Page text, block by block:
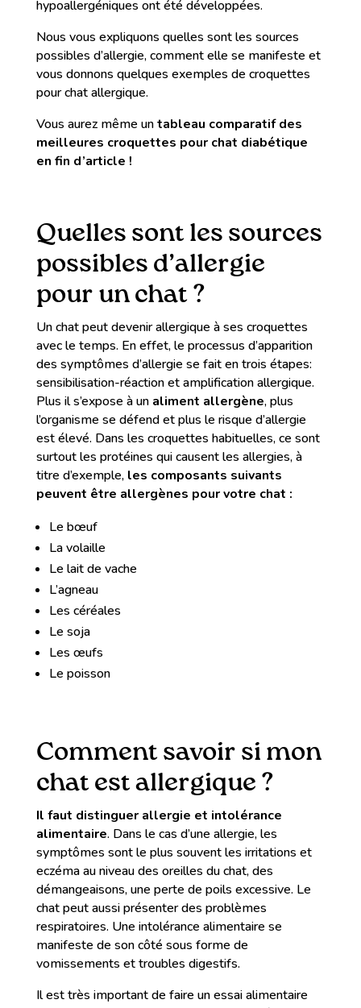
hypoallergéniques ont été développées.
Nous vous expliquons quelles sont les sources
possibles d’allergie, comment elle se manifeste et
vous donnons quelques exemples de croquettes
pour chat allergique.
Vous aurez même untableau comparatif des
meilleures croquettes pour chat diabétique
en fin d’article !
Quelles sont les sources
possibles d’allergie
pour un chat ?
Un chat peut devenir allergique à ses croquettes
avec le temps. En effet, le processus d’apparition
des symptômes d’allergie se fait en trois étapes:
sensibilisation-réaction et amplification allergique.
Plus il s’expose à un aliment allergène, plus
l’organisme se défend et plus le risque d’allergie
est élevé. Dans les croquettes habituelles, ce sont
surtout les protéines qui causent les allergies, à
titre d’exemple, les composants suivants
peuvent être allergènes pour votre chat :
Le bœuf
La volaille
Le lait de vache
L’agneau
Les céréales
Le soja
Les œufs
Le poisson
Comment savoir si mon
chat est allergique ?
Il faut distinguer allergie et intolérance
alimentaire. Dans le cas d’une allergie, les
symptômes sont le plus souvent les irritations et
eczéma au niveau des oreilles du chat, des
démangeaisons, une perte de poils excessive. Le
chat peut aussi présenter des problèmes
respiratoires. Une intolérance alimentaire se
manifeste de son côté sous forme de
vomissements et troubles digestifs.
Il est très important de faire un essai alimentaire